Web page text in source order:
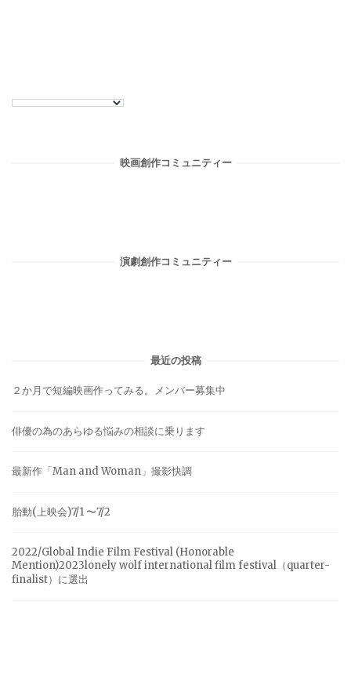
ー
映画創作コミュニティー
演劇創作コミュニティー
最近の投稿
２か月で短編映画作ってみる。メンバー募集中
俳優の為のあらゆる悩みの相談に乗ります
最新作「Man and Woman」撮影快調
胎動(上映会)7/1 〜7/2
2022/Global Indie Film Festival (Honorable
Mention)2023lonely wolf international film festival（quarter-
finalist）に選出